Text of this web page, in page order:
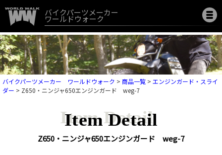
バイクパーツメーカー
ワールドウォーク
バイクパーツメーカー ワールドウォーク > 商品一覧 > エンジンガード・スライ
ダー > Z650・ニンジャ650エンジンガード weg-7
Item Detail
Z650・ニンジャ650エンジンガード weg-7